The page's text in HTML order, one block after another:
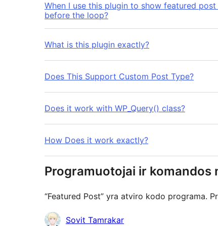
When I use this plugin to show featured
before the loop?
What is this plugin exactly?
Does This Support Custom Post Type?
Does it work with WP_Query() class?
How Does it work exactly?
Programuotojai ir komandos
“Featured Post” yra atviro kodo programa.
AutoriaiSovit Tamrakar